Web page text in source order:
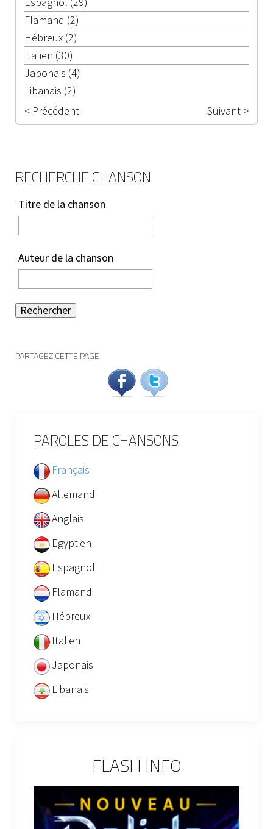
Flamand (2)
Hébreux (2)
Italien (30)
Japonais (4)
Libanais (2)
< Précédent
Suivant >
RECHERCHE CHANSON
Titre de la chanson
Auteur de la chanson
Rechercher
PARTAGEZ CETTE PAGE
PAROLES DE CHANSONS
Français
Allemand
Anglais
Egyptien
Espagnol
Flamand
Hébreux
Italien
Japonais
Libanais
FLASH INFO